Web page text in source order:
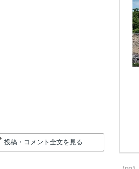
投稿・コメント全文を見る